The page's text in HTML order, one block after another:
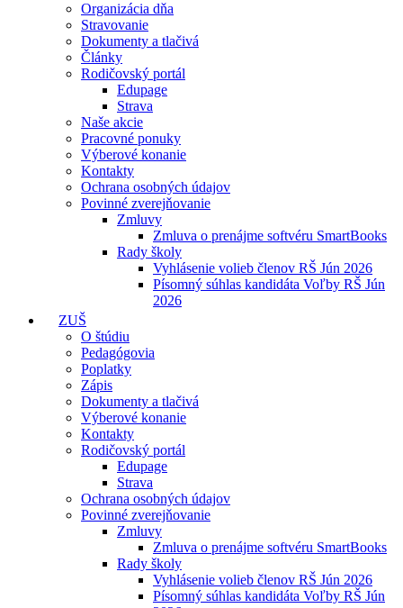
Organizácia dňa
Stravovanie
Dokumenty a tlačivá
Články
Rodičovský portál
Edupage
Strava
Naše akcie
Pracovné ponuky
Výberové konanie
Kontakty
Ochrana osobných údajov
Povinné zverejňovanie
Zmluvy
Zmluva o prenájme softvéru SmartBooks
Rady školy
Vyhlásenie volieb členov RŠ Jún 2026
Písomný súhlas kandidáta Voľby RŠ Jún
2026
ZUŠ
O štúdiu
Pedagógovia
Poplatky
Zápis
Dokumenty a tlačivá
Výberové konanie
Kontakty
Rodičovský portál
Edupage
Strava
Ochrana osobných údajov
Povinné zverejňovanie
Zmluvy
Zmluva o prenájme softvéru SmartBooks
Rady školy
Vyhlásenie volieb členov RŠ Jún 2026
Písomný súhlas kandidáta Voľby RŠ Jún